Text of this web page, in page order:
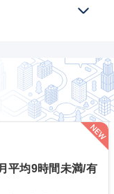
平均9時間未満/有